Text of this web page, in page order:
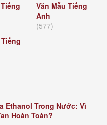
Văn Mẫu Tiếng
Anh
(577)
Ethanol Trong Nước: Vì
Hoàn Toàn?